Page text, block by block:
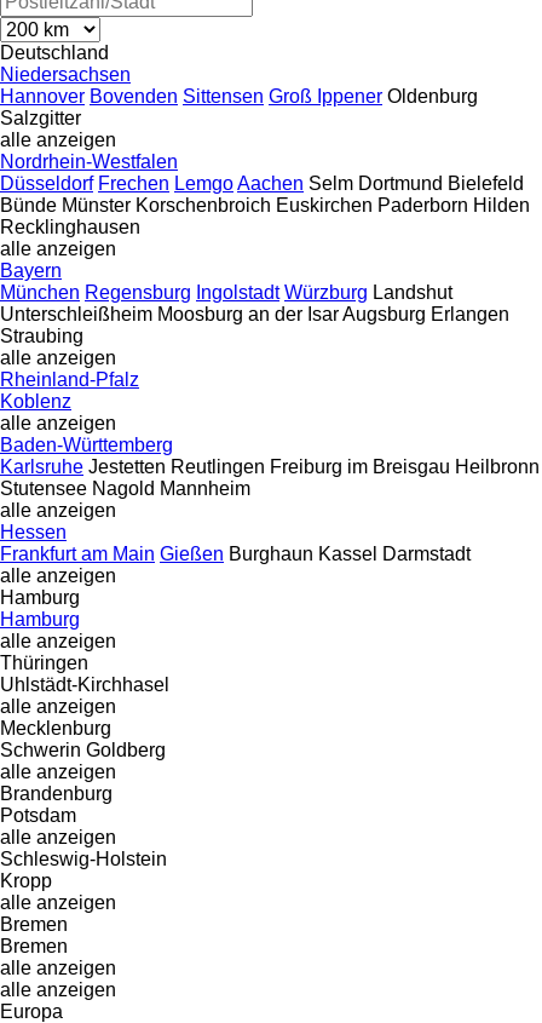
Deutschland
Niedersachsen
Hannover Bovenden Sittensen Groß Ippener Oldenburg
Salzgitter
alle anzeigen
Nordrhein-Westfalen
Düsseldorf Frechen LemgoAachen Selm Dortmund Bielefeld
Bünde Münster Korschenbroich Euskirchen Paderborn Hilden
Recklinghausen
alle anzeigen
Bayern
München Regensburg Ingolstadt Würzburg Landshut
Unterschleißheim Moosburg an der IsarAugsburg Erlangen
Straubing
alle anzeigen
Rheinland-Pfalz
Koblenz
alle anzeigen
Baden-Württemberg
Karlsruhe Jestetten Reutlingen Freiburg im Breisgau Heilbronn
Stutensee Nagold Mannheim
alle anzeigen
Hessen
Frankfurt am Main Gießen Burghaun Kassel Darmstadt
alle anzeigen
Hamburg
Hamburg
alle anzeigen
Thüringen
Uhlstädt-Kirchhasel
alle anzeigen
Mecklenburg
Schwerin Goldberg
alle anzeigen
Brandenburg
Potsdam
alle anzeigen
Schleswig-Holstein
Kropp
alle anzeigen
Bremen
Bremen
alle anzeigen
alle anzeigen
Europa